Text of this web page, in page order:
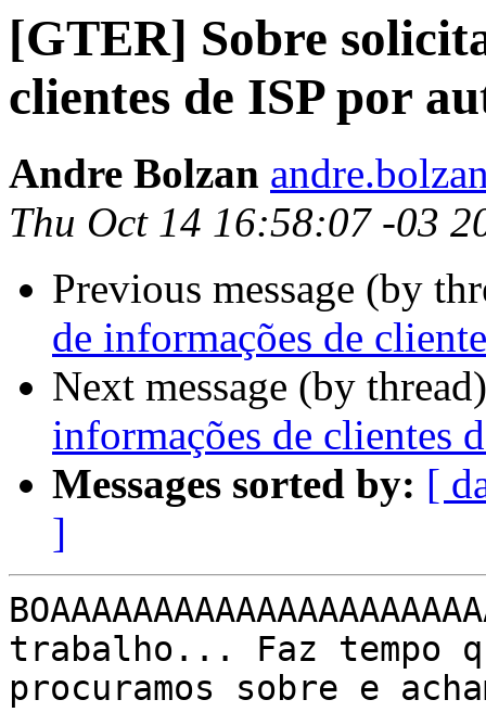
[GTER] Sobre
clientes de ISP por
Andre Bolzan
Thu Oct 14 16:58:07 -03
Previous message (by
de informações de
Next message (by
informações de clientes
Messages sorted by: [
]
trabalho... Faz tempo
procuramos sobre e